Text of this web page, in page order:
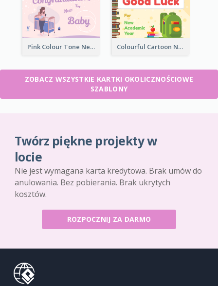
Pink Colour Tone New Baby Illustrated Greeting Card Colourful Cartoon New Academic Year Greeting Card
ZOBACZ WSZYSTKIE KARTKI OKOLICZNOŚCIOWE
SZABLONY
Twórz piękne projekty w
locie
Nie jest wymagana karta kredytowa. Brak umów do
anulowania. Bez pobierania. Brak ukrytych
kosztów.
ROZPOCZNIJ ZA DARMO